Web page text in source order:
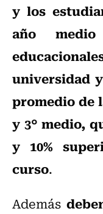
y los
año medio
universidad
promedio de
y 3° medio,
y 10%
curso.
Además